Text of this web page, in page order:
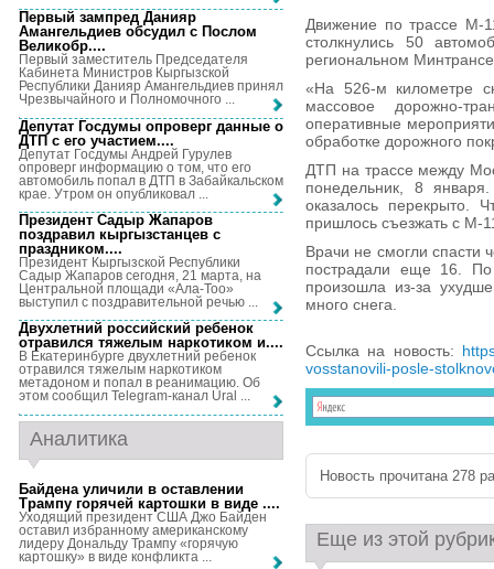
Движение по трассе М-
столкнулись 50
региональном
«На 526-м километре
массовое дорожно-
оперативные
обработке дорожного
ДТП на трассе между
понедельник, 8
оказалось перекрыто.
пришлось съезжать с М-
Врачи не смогли спасти
пострадали еще 16. По
произошла из-за
много снега.
Ссылка на новость:
vosstanovili-posle-
Новость прочитана 278
Еще из этой
Первый зампред Данияр
Амангельдиев обсудил с Послом
Великобр....
Первый заместитель Председателя
Кабинета Министров Кыргызской
Республики Данияр Амангельдиев принял
Чрезвычайного и Полномочного ...
Депутат Госдумы опроверг данные о
ДТП с его участием....
Депутат Госдумы Андрей Гурулев
опроверг информацию о том, что его
автомобиль попал в ДТП в Забайкальском
крае. Утром он опубликовал ...
Президент Садыр Жапаров
поздравил кыргызстанцев с
праздником....
Президент Кыргызской Республики
Садыр Жапаров сегодня, 21 марта, на
Центральной площади «Ала-Тоо»
выступил с поздравительной речью ...
Двухлетний российский ребенок
отравился тяжелым наркотиком и....
В Екатеринбурге двухлетний ребенок
отравился тяжелым наркотиком
метадоном и попал в реанимацию. Об
этом сообщил Telegram-канал Ural ...
Аналитика
Байдена уличили в оставлении
Трампу горячей картошки в виде ....
Уходящий президент США Джо Байден
оставил избранному американскому
лидеру Дональду Трампу «горячую
картошку» в виде конфликта ...